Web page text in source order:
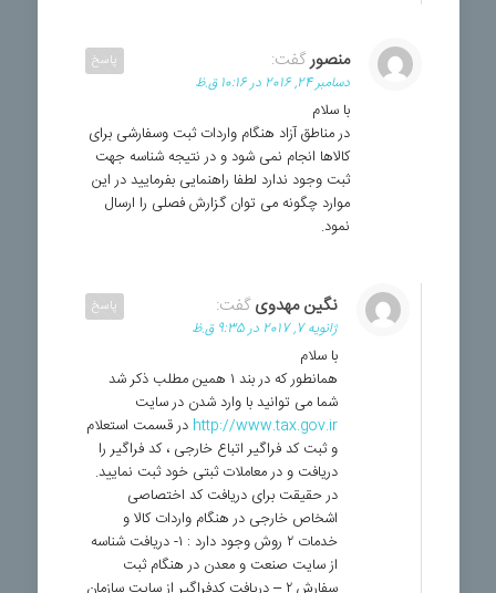
منصورگفت:
دسامبر 24, 2016 در 10:16 ق.ظ
با سلام
در مناطق آزاد هنگام واردات ثبت وسفارشی برای
کالاها انجام نمی شود و در نتیجه شناسه جهت
ثبت وجود ندارد لطفا راهنمایی بفرمایید در این
موارد چگونه می توان گزارش فصلی را ارسال
نمود.
پاسخ
نگین مهدوی گفت:
ژانویه 7, 2017 در 9:35 ق.ظ
با سلام
همانطور که در بند ۱ همین مطلب ذکر شد
شما می توانید با وارد شدن در سایت
http://www.tax.gov.ir در قسمت استعلام
و ثبت کد فراگیر اتباع خارجی ، کد فراگیر را
دریافت و در معاملات ثبتی خود ثبت نمایید.
در حقیقت برای دریافت کد اختصاصی
اشخاص خارجی در هنگام واردات کالا و
خدمات ۲ روش وجود دارد : ۱- دریافت شناسه
از سایت صنعت و معدن در هنگام ثبت
سفارش ۲ – دریافت کدفراگیر از سایت سازمان
پاسخ